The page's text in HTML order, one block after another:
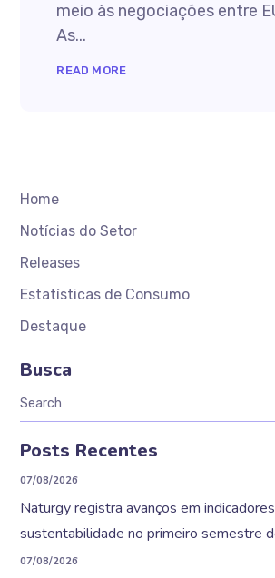
meio às negociações entre
As...
READ MORE
Home
Notícias do Setor
Releases
Estatísticas de Consumo
Destaque
Busca
Posts Recentes
07/08/2026
Naturgy registra avanços em
sustentabilidade no primeiro semestre
07/08/2026